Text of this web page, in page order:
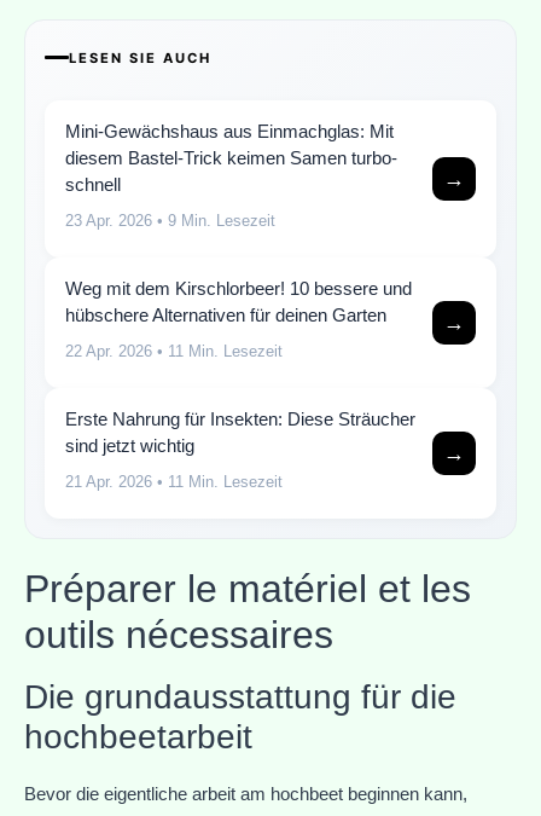
LESEN SIE AUCH
Mini-Gewächshaus aus Einmachglas: Mit
diesem Bastel-Trick keimen Samen turbo-
schnell
23 Apr. 2026 • 9 Min. Lesezeit
→
Weg mit dem Kirschlorbeer! 10 bessere und
hübschere Alternativen für deinen Garten
22 Apr. 2026 • 11 Min. Lesezeit
→
Erste Nahrung für Insekten: Diese Sträucher
sind jetzt wichtig
21 Apr. 2026 • 11 Min. Lesezeit
→
Préparer le matériel et les
outils nécessaires
Die grundausstattung für die
hochbeetarbeit
Bevor die eigentliche arbeit am hochbeet beginnen kann,